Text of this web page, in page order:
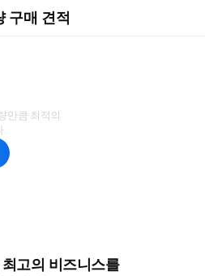
구매 견적
만큼 최적의
.
고의 비즈니스를